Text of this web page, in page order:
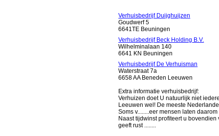
Verhuisbedrijf Duijghuijzen
Goudwerf 5
6641TE Beuningen
Verhuisbedrijf Beck Holding B.V.
Wilhelminalaan 140
6641 KN Beuningen
Verhuisbedrijf De Verhuisman
Waterstraat 7a
6658 AA Beneden Leeuwen
Extra informatie verhuisbedrijf:
Verhuizen doet U natuurlijk niet
Leeuwen wel! De meeste
Soms v........eer mensen laten
Naast tijdwinst profiteert u
geeft rust ........